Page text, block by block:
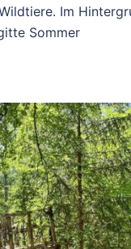
Im
Sommer